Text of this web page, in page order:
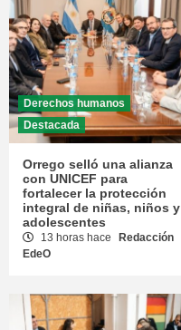
Derechos humanos
Destacada
Orrego selló una alianza
con UNICEF para
fortalecer la protección
integral de niñas, niños y
adolescentes
13 horas hace
Redacción
EdeO